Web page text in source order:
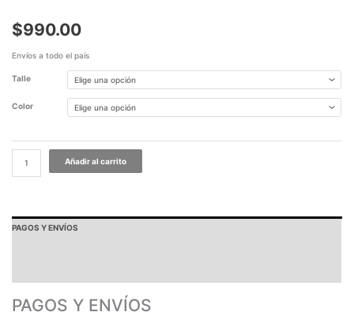
$990.00
Envíos a todo el país
Talle
Color
Añadir al carrito
PAGOS Y ENVÍOS
PAGOS Y ENVÍOS